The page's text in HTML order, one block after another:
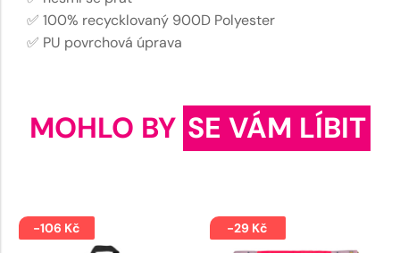
✅ 100% recycklovaný 900D Polyester
✅ PU povrchová úprava
MOHLO BY SE VÁM LÍBIT
-106 Kč -29 Kč